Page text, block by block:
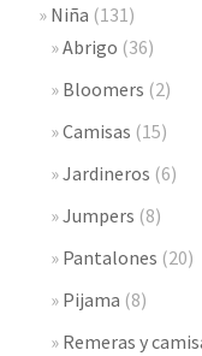
Niña (131)
Abrigo (36)
Bloomers (2)
Camisas (15)
Jardineros (6)
Jumpers (8)
Pantalones (20)
Pijama (8)
Remeras y